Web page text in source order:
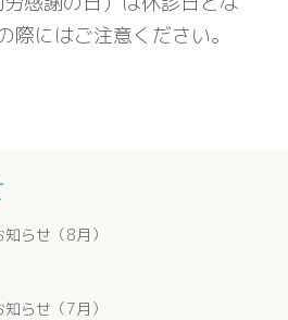
際にはご注意ください。
らせ（8月）
らせ（7月）